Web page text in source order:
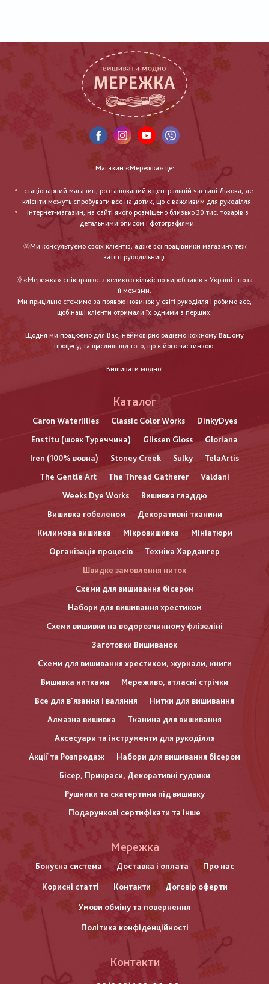
Магазин «Мережка» це:
стаціонарний магазин, розташований в центральній частині Львова, де
клієнти можуть спробувати все на дотик, що є важливим для рукоділля.
інтернет-магазин, на сайті якого розміщено близько 30 тис. товарів з
детальними описом і фотографіями.
🌞Ми консультуємо своїх клієнтів, адже всі працівники магазину теж
затяті рукодільниці.
🌞«Мережка» співпрацює з великою кількістю виробників в Україні і поза
її межами.
Ми прицільно стежимо за появою новинок у світі рукоділля і робимо все,
щоб наші клієнти отримали їх одними з перших.
Щодня ми працюємо для Вас, неймовірно радіємо кожному Вашому
процесу, та щасливі від того, що є його частинкою.
Вишивати модно!
Каталог
Caron Waterlilies Classic Color Works
DinkyDyes
Enstitu (шовк Туреччина)
Glissen Gloss
Gloriana
Iren (100% вовна)
Stoney Creek Sulky
TelaArtis
The Gentle Art
The Thread Gatherer
Valdani
Weeks Dye Works
Вишивка гладдю
Вишивка гобеленом
Декоративні тканини
Килимова вишивка
Мікровишивка
Мініатюри
Організація процесів
Техніка Хардангер
Швидке замовлення ниток
Схеми для вишивання бісером
Набори для вишивання хрестиком
Схеми вишивки на водорозчинному флізеліні
Заготовки Вишиванок
Схеми для вишивання хрестиком, журнали, книги
Вишивка нитками
Мереживо, атласні стрічки
Все для в'язання і валяння
Нитки для вишивання
Алмазна вишивка
Тканина для вишивання
Аксесуари та інструменти для рукоділля
Акції та Розпродаж
Набори для вишивання бісером
Бісер, Прикраси, Декоративні гудзики
Рушники та скатертини під вишивку
Подарункові сертифікати та інше
нижнього
колонтитулу
Мережка
Бонусна система Доставка і оплата Про нас
Корисні статті Контакти Договір оферти
Умови обміну та повернення
Політика конфіденційності
Контакти